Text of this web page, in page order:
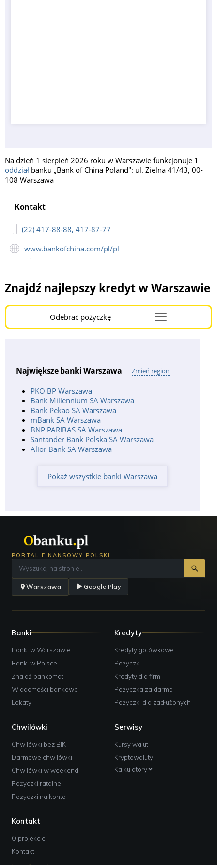
Na dzień 1 sierpień 2026 roku w Warszawie funkcjonuje 1
oddział banku „Bank of China Poland": ul. Zielna 41/43, 00-
108 Warszawa
Kontakt
(22) 417-88-88, 417-87-77
www.bankofchina.com/pl/pl
`
Znajdź najlepszy kredyt w Warszawie
Odebrać pożyczkęMenu
Burger
Największe banki Warszawa Zmień region
PKO BP Warszawa
Bank Millennium SA Warszawa
Bank Pekao SA Warszawa
mBank SA Warszawa
BNP PARIBAS SA Warszawa
Santander Bank Polska SA Warszawa
Alior Bank SA Warszawa
Pokaż wszystkie banki Warszawa
PORTAL FINANSOWY POLSKI
Warszawa Google Play
Banki
Banki w Warszawie
Banki w Polsce
Znajdź bankomat
Wiadomości bankowe
Lokaty
Kredyty
Kredyty gotówkowe
Pożyczki
Kredyty dla firm
Pożyczka za darmo
Pożyczki dla zadłużonych
Chwilówki
Chwilówki bez BIK
Darmowe chwilówki
Chwilówki w weekend
Pożyczki ratalne
Pożyczki na konto
Serwisy
Kursy walut
Kryptowaluty
Kalkulatory
Kontakt
O projekcie
Kontakt